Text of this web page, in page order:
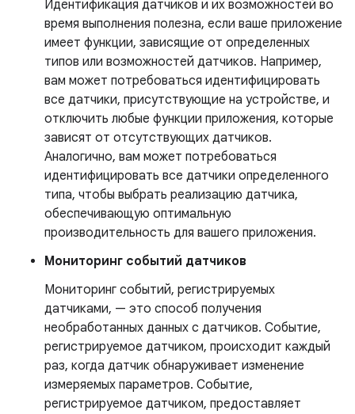
Идентификация датчиков и их возможностей во
время выполнения полезна, если ваше приложение
имеет функции, зависящие от определенных
типов или возможностей датчиков. Например,
вам может потребоваться идентифицировать
все датчики, присутствующие на устройстве, и
отключить любые функции приложения, которые
зависят от отсутствующих датчиков.
Аналогично, вам может потребоваться
идентифицировать все датчики определенного
типа, чтобы выбрать реализацию датчика,
обеспечивающую оптимальную
производительность для вашего приложения.
Мониторинг событий датчиков
Мониторинг событий, регистрируемых
датчиками, — это способ получения
необработанных данных с датчиков. Событие,
регистрируемое датчиком, происходит каждый
раз, когда датчик обнаруживает изменение
измеряемых параметров. Событие,
регистрируемое датчиком, предоставляет